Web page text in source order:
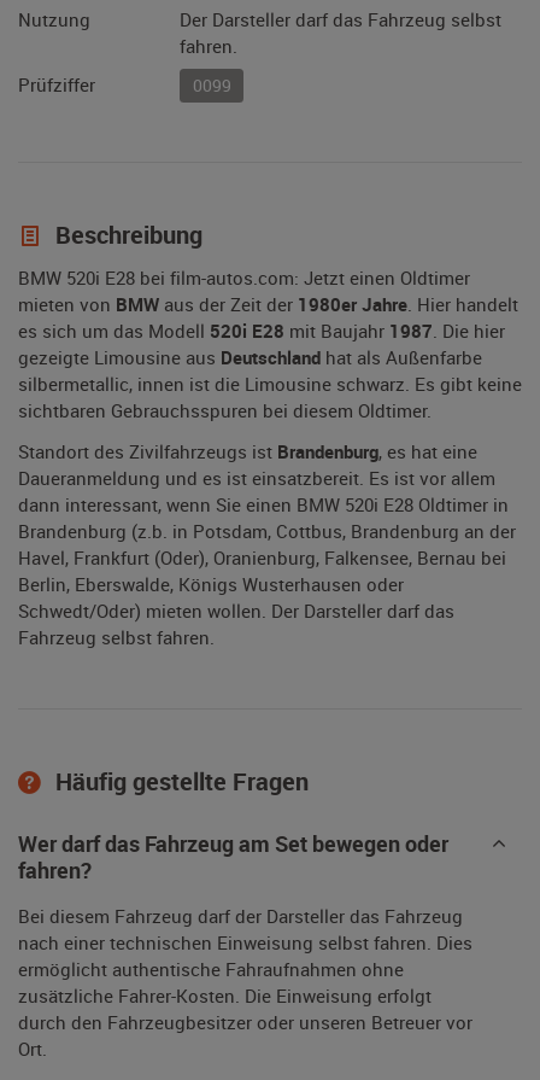
Nutzung
Der Darsteller darf das Fahrzeug selbst
fahren.
Prüfziffer
0099
Beschreibung
BMW 520i E28 bei film-autos.com: Jetzt einen Oldtimer
mieten von BMW aus der Zeit der 1980er Jahre. Hier handelt
es sich um das Modell 520i E28 mit Baujahr 1987. Die hier
gezeigte Limousine aus Deutschland hat als Außenfarbe
silbermetallic, innen ist die Limousine schwarz. Es gibt keine
sichtbaren Gebrauchsspuren bei diesem Oldtimer.
Standort des Zivilfahrzeugs ist Brandenburg, es hat eine
Daueranmeldung und es ist einsatzbereit. Es ist vor allem
dann interessant, wenn Sie einen BMW 520i E28 Oldtimer in
Brandenburg (z.b. in Potsdam, Cottbus, Brandenburg an der
Havel, Frankfurt (Oder), Oranienburg, Falkensee, Bernau bei
Berlin, Eberswalde, Königs Wusterhausen oder
Schwedt/Oder) mieten wollen. Der Darsteller darf das
Fahrzeug selbst fahren.
Häufig gestellte Fragen
Wer darf das Fahrzeug am Set bewegen oder
fahren?
Bei diesem Fahrzeug darf der Darsteller das Fahrzeug
nach einer technischen Einweisung selbst fahren. Dies
ermöglicht authentische Fahraufnahmen ohne
zusätzliche Fahrer-Kosten. Die Einweisung erfolgt
durch den Fahrzeugbesitzer oder unseren Betreuer vor
Ort.